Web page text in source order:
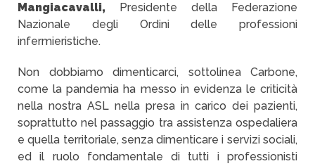
Mangiacavalli, Presidente della Federazione
Nazionale degli Ordini delle professioni
infermieristiche.
Non dobbiamo dimenticarci, sottolinea Carbone,
come la pandemia ha messo in evidenza le criticità
nella nostra ASL nella presa in carico dei pazienti,
soprattutto nel passaggio tra assistenza ospedaliera
e quella territoriale, senza dimenticare i servizi sociali,
ed il ruolo fondamentale di tutti i professionisti